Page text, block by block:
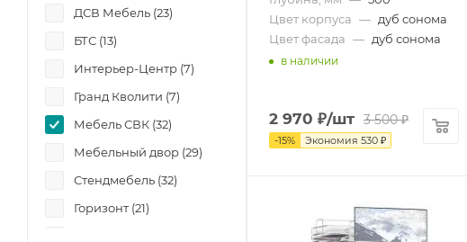
Цвет корпуса — дуб сонома
Цвет фасада — дуб сонома
в наличии
2 970 ₽/шт 3 500₽
-15% Экономия 530 ₽
ДСВ Мебель (23)
БТС (13)
Интерьер-Центр (7)
Гранд Кволити (7)
Мебель СВК (32)
Мебельный двор (29)
Стендмебель (32)
Горизонт (21)